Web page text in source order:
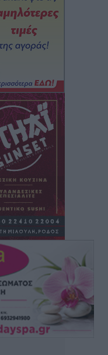
minute σε Ελλάδα
αυτοκίνητο,
Τουρισμό
της Ρόδου
Φροντίδα
γωνιά – Ενισχύουμε
τα δύο νέα